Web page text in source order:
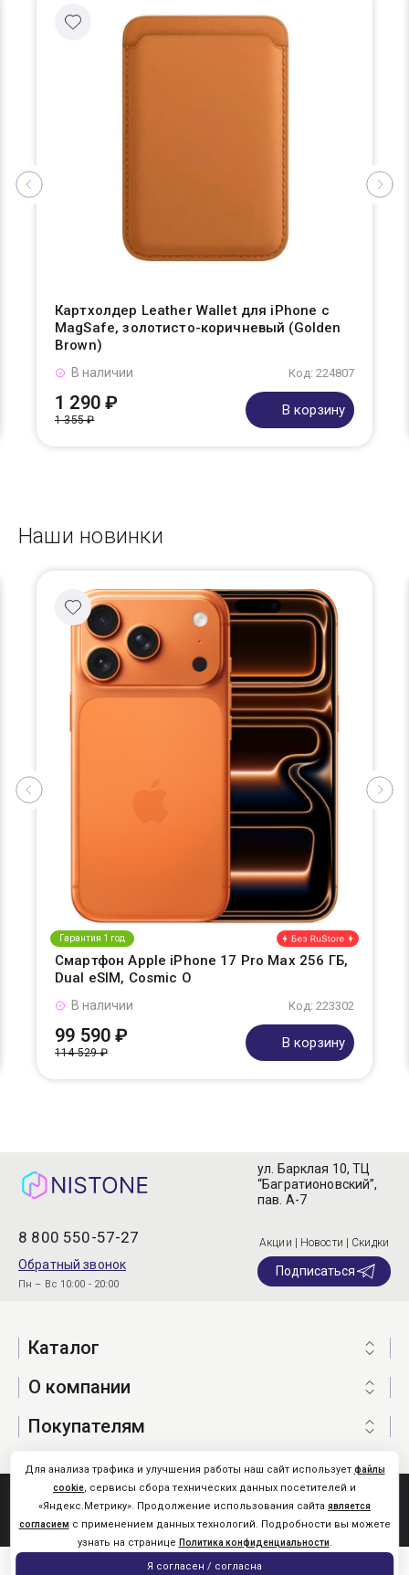
Картхолдер Leather Wallet для iPhone с
MagSafe, золотисто-коричневый (Golden
Brown)
Код: 224807
В наличии
1 290 ₽
1 355 ₽
В корзину
Наши новинки
Гарантия 1 год
Смартфон Apple iPhone 17 Pro Max 256 ГБ,
Dual eSIM, Cosmic O
Код: 223302
В наличии
99 590 ₽
114 529 ₽
В корзину
8 800 550-57-27
Обратный звонок
Пн – Вс 10:00 - 20:00
ул. Барклая 10, ТЦ
“Багратионовский”,
пав. А-7
Акции | Новости | Скидки
Подписаться
Каталог
О компании
Покупателям
Nistone.Ru © 2026
Карта сайта
Для анализа трафика и улучшения работы наш сайт использует файлы
cookie, сервисы сбора технических данных посетителей и
«Яндекс.Метрику». Продолжение использования сайта является
согласием с применением данных технологий. Подробности вы можете
узнать на странице Политика конфиденциальности.
Я согласен / согласна